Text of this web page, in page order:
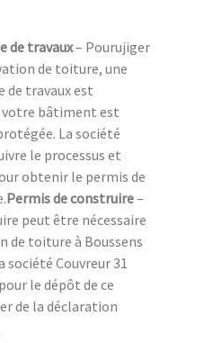
de travaux– Pourujiger
de toiture, une
de travaux est
votre bâtiment est
La société
le processus et
obtenir le permis de
Permis de construire–
peut être nécessaire
de toiture à Boussens
société Couvreur 31
le dépôt de ce
de la déclaration